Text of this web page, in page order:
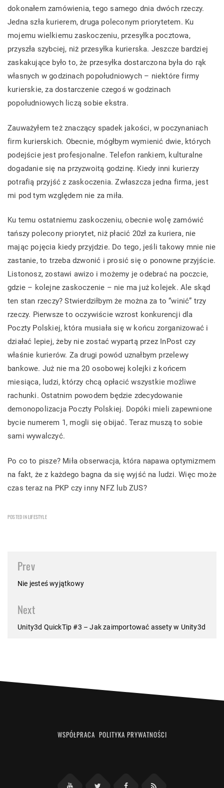
dokonałem zamówienia, tego samego dnia dwóch rzeczy.
Jedna szła kurierem, druga poleconym priorytetem. Ku
mojemu wielkiemu zaskoczeniu, przesyłka pocztowa,
przyszła szybciej, niż przesyłka kurierska. Jeszcze bardziej
zaskakujące było to, że przesyłka dostarczona była do rąk
własnych w godzinach popołudniowych – niektóre firmy
kurierskie, za dostarczenie czegoś w godzinach
popołudniowych liczą sobie ekstra.
Zauważyłem też znaczący spadek jakości, w poczynaniach
firm kurierskich. Obecnie, mógłbym wymienić dwie, których
podejście jest profesjonalne. Telefon rankiem, kulturalne
dogadanie się na przyzwoitą godzinę. Kiedy inni kurierzy
potrafią przyjść z zaskoczenia. Zwłaszcza jedna firma, jest
mi pod tym względem nie za miła.
Ku temu ostatniemu zaskoczeniu, obecnie wolę zamówić
tańszy polecony priorytet, niż płacić 20zł za kuriera, nie
mając pojęcia kiedy przyjdzie. Do tego, jeśli takowy mnie nie
zastanie, to trzeba dzwonić i prosić się o ponowne przyjście.
Listonosz, zostawi awizo i możemy je odebrać na poczcie,
gdzie – kolejne zaskoczenie – nie ma już kolejek. Ale skąd
ten stan rzeczy? Stwierdziłbym że można za to “winić” trzy
rzeczy. Pierwsze to oczywiście wzrost konkurencji dla
Poczty Polskiej, która musiała się w końcu zorganizować i
działać lepiej, żeby nie zostać wypartą przez InPost czy
właśnie kurierów. Za drugi powód uznałbym przelewy
bankowe. Już nie ma 20 osobowej kolejki z końcem
miesiąca, ludzi, którzy chcą opłacić wszystkie możliwe
rachunki. Ostatnim powodem będzie zdecydowanie
demonopolizacja Poczty Polskiej. Dopóki mieli zapewnione
bycie numerem 1, mogli się obijać. Teraz muszą to sobie
sami wywalczyć.
Po co to pisze? Miła obserwacja, która napawa optymizmem
na fakt, że z każdego bagna da się wyjść na ludzi. Więc może
czas teraz na PKP czy inny NFZ lub ZUS?
POSTED INLIFESTYLE
Post
navigation
Prev
Nie jesteś wyjątkowy
Next
Unity3d QuickTip #3 – Jak zaimportować assety w Unity3d
WSPÓŁPRACA POLITYKA PRYWATNOŚCI